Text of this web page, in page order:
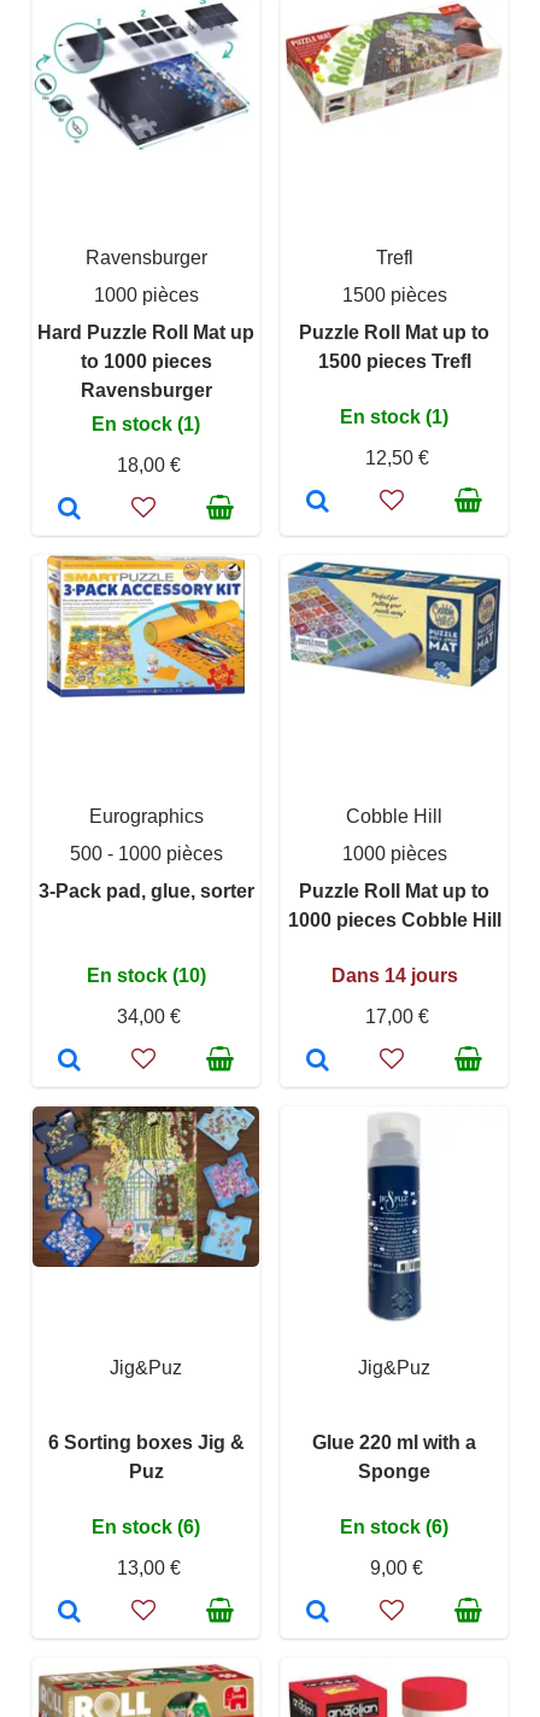
Ravensburger
1000 pièces
Hard Puzzle Roll Mat up
to 1000 pieces
Ravensburger
En stock (1)
18,00 €
Trefl
1500 pièces
Puzzle Roll Mat up to
1500 pieces Trefl
En stock (1)
12,50 €
Eurographics
500 - 1000 pièces
3-Pack pad, glue, sorter
En stock (10)
34,00 €
Cobble Hill
1000 pièces
Puzzle Roll Mat up to
1000 pieces Cobble Hill
Dans 14 jours
17,00 €
Jig&Puz
6 Sorting boxes Jig &
Puz
En stock (6)
13,00 €
Jig&Puz
Glue 220 ml with a
Sponge
En stock (6)
9,00 €